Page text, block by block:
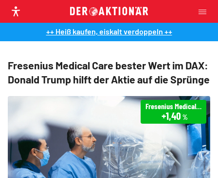
++ Heiß kaufen, eiskalt verdoppeln ++
Fresenius Medical Care bester Wert im DAX:
Donald Trump hilft der Aktie auf die Sprünge
Fresenius Medical Care
+1,40 %